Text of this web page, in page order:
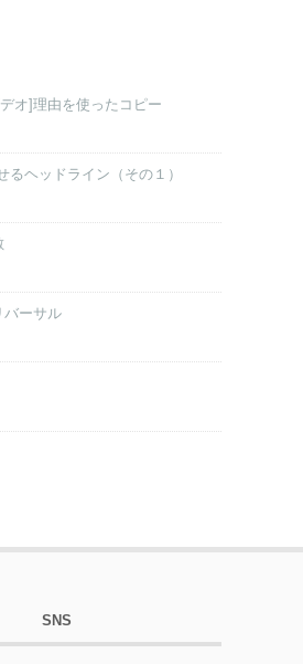
オ]理由を使ったコピー
るヘッドライン（その１）
バーサル
SNS